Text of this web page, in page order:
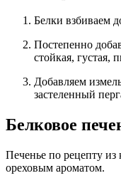
Белки взбиваем
Постепенно добавляем сахар и продолжаем взбивать на низкой или средней скорости. Должна получиться
стойкая, густая,
Добавляем измельченные орешки. Аккуратно перемешиваем. Выкладываем пирожные на противень,
застеленный
Белковое
Печенье по рецепту из
ореховым ароматом.